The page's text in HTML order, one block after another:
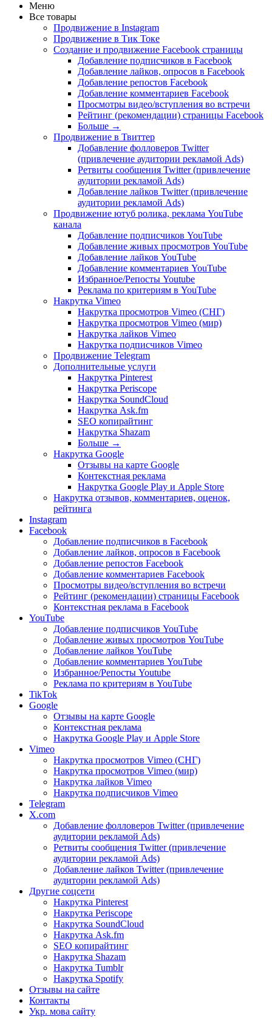
Меню
Все товары
Продвижение в Instagram
Продвижение в Тик Токе
Создание и продвижение Facebook страницы
Добавление подписчиков в Facebook
Добавление лайков, опросов в Facebook
Добавление репостов Facebook
Добавление комментариев Facebook
Просмотры видео/вступления во встречи
Рейтинг (рекомендации) страницы Facebook
Больше →
Продвижение в Твиттер
Добавление фолловеров Twitter
(привлечение аудитории рекламой Ads)
Ретвиты сообщения Twitter (привлечение
аудитории рекламой Ads)
Добавление лайков Twitter (привлечение
аудитории рекламой Ads)
Продвижение ютуб ролика, реклама YouTube
канала
Добавление подписчиков YouTube
Добавление живых просмотров YouTube
Добавление лайков YouTube
Добавление комментариев YouTube
Избранное/Репосты Youtube
Реклама по критериям в YouTube
Накрутка Vimeo
Накрутка просмотров Vimeo (СНГ)
Накрутка просмотров Vimeo (мир)
Накрутка лайков Vimeo
Накрутка подписчиков Vimeo
Продвижение Telegram
Дополнительные услуги
Накрутка Pinterest
Накрутка Periscope
Накрутка SoundCloud
Накрутка Ask.fm
SEO копирайтинг
Накрутка Shazam
Больше →
Накрутка Google
Отзывы на карте Google
Контекстная реклама
Накрутка Google Play и Apple Store
Накрутка отзывов, комментариев, оценок,
рейтинга
Instagram
Facebook
Добавление подписчиков в Facebook
Добавление лайков, опросов в Facebook
Добавление репостов Facebook
Добавление комментариев Facebook
Просмотры видео/вступления во встречи
Рейтинг (рекомендации) страницы Facebook
Контекстная реклама в Facebook
YouTube
Добавление подписчиков YouTube
Добавление живых просмотров YouTube
Добавление лайков YouTube
Добавление комментариев YouTube
Избранное/Репосты Youtube
Реклама по критериям в YouTube
TikTok
Google
Отзывы на карте Google
Контекстная реклама
Накрутка Google Play и Apple Store
Vimeo
Накрутка просмотров Vimeo (СНГ)
Накрутка просмотров Vimeo (мир)
Накрутка лайков Vimeo
Накрутка подписчиков Vimeo
Telegram
X.com
Добавление фолловеров Twitter (привлечение
аудитории рекламой Ads)
Ретвиты сообщения Twitter (привлечение
аудитории рекламой Ads)
Добавление лайков Twitter (привлечение
аудитории рекламой Ads)
Другие соцсети
Накрутка Pinterest
Накрутка Periscope
Накрутка SoundCloud
Накрутка Ask.fm
SEO копирайтинг
Накрутка Shazam
Накрутка Tumblr
Накрутка Spotify
Отзывы на сайте
Контакты
Укр. мова сайту